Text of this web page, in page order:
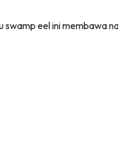
eel ini membawa